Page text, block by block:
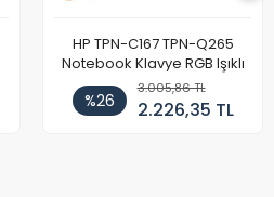
HP TPN-C167 TPN-Q265
Notebook Klavye RGB Işıklı
%26
3.005,86 TL
2.226,35 TL